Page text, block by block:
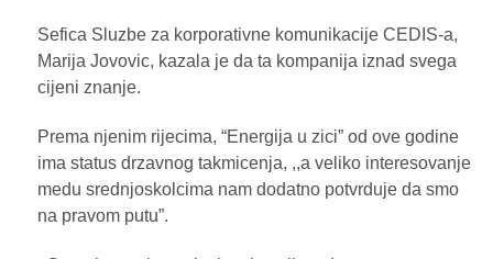
Sefica Sluzbe za korporativne komunikacije CEDIS-a,
Marija Jovovic, kazala je da ta kompanija iznad svega
cijeni znanje.
Prema njenim rijecima, “Energija u zici” od ove godine
ima status drzavnog takmicenja, ,,a veliko interesovanje
medu srednjoskolcima nam dodatno potvrduje da smo
na pravom putu”.